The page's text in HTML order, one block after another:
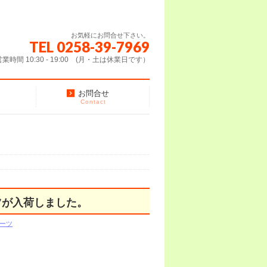
お気軽にお問合せ下さい。
TEL 0258-39-7969
業時間 10:30 - 19:00 (月・土は休業日です）
お問合せ
Contact
入荷しました。
ツ